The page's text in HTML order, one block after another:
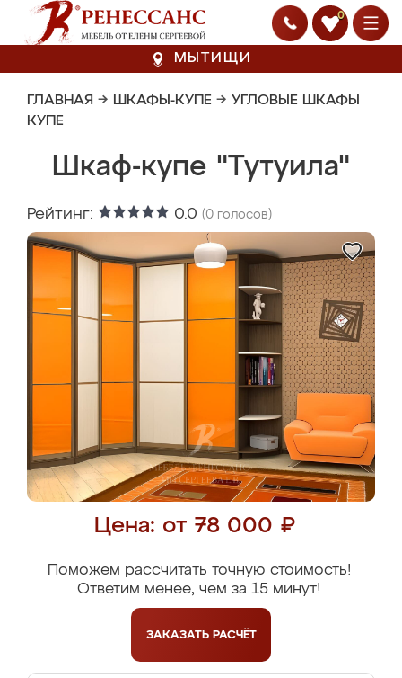
0
МЫТИЩИ
ГЛАВНАЯ → ШКАФЫ-КУПЕ → УГЛОВЫЕ ШКАФЫ
КУПЕ
Шкаф-купе "Тутуила"
Рейтинг: 0.0 (0 голосов)
Цена: от 78 000 ₽
Поможем рассчитать точную стоимость!
Ответим менее, чем за 15 минут!
ЗАКАЗАТЬ РАСЧЁТ